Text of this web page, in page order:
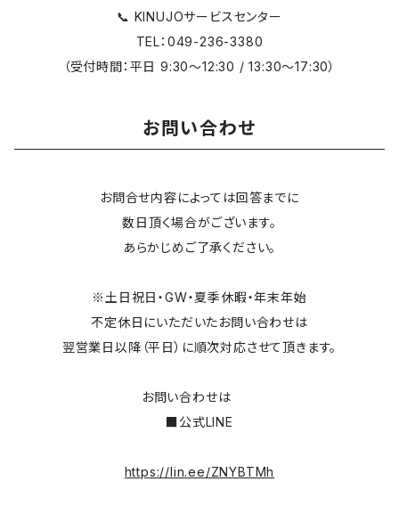
📞 KINUJOサービスセンター
TEL：049-236-3380
（受付時間：平日 9:30～12:30 / 13:30～17:30）
お問い合わせ
お問合せ内容によっては回答までに
数日頂く場合がございます。
あらかじめご了承ください。
※土日祝日・GW・夏季休暇・年末年始
不定休日にいただいたお問い合わせは
翌営業日以降（平日）に順次対応させて頂きます。
お問い合わせは
■公式LINE
https://lin.ee/ZNYBTMh